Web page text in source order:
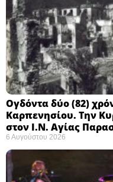
Ογδόντα δύο (82)
Καρπενησίου. Την
στον Ι.Ν. Αγίας
6 Αυγούστου 2026